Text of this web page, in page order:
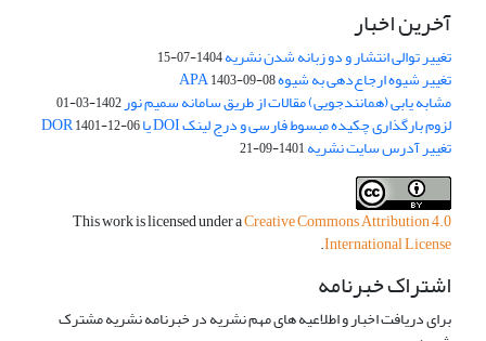
آخرین اخبار
تغییر توالی انتشار و دو زبانه شدن نشریه1404-07-15
تغییر شیوه ارجاع‌دهی به شیوه APA1403-09-08
مشابه یابی (همانندجویی) مقالات از طریق سامانه سمیم نور1402-03-01
لزوم بارگذاری چکیده مبسوط فارسی و درج لینک DOI یا DOR 1401-12-06
تغییر آدرس سایت نشریه1401-09-21
This work is licensed under aCreative Commons Attribution 4.0
International License
.
اشتراک خبرنامه
برای دریافت اخبار و اطلاعیه های مهم نشریه در خبرنامه نشریه مشترک